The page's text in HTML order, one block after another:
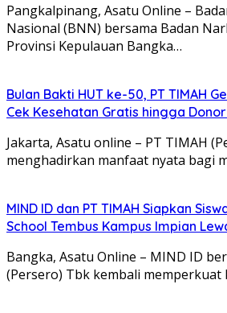
Pangkalpinang, Asatu Online –
Nasional (BNN) bersama Badan
Provinsi Kepulauan Bangka…
Bulan Bakti HUT ke-50, PT TIMAH
Cek Kesehatan Gratis hingga
Jakarta, Asatu online – PT TIMAH
menghadirkan manfaat nyata bagi
MIND ID dan PT TIMAH Siapkan
School Tembus Kampus Impian
Bangka, Asatu Online – MIND ID
(Persero) Tbk kembali memperkuat